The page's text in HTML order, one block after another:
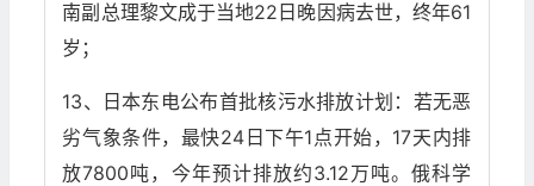
南副总理黎文成于当地22日晚因病去世，终年61
岁；
13、日本东电公布首批核污水排放计划：若无恶
劣气象条件，最快24日下午1点开始，17天内排
放7800吨，今年预计排放约3.12万吨。俄科学